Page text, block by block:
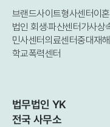
브랜드사이트형사센터이
법인 회생·파산센터가사상
민사센터의료센터중대재
학교폭력센터
법무법인 YK
전국 사무소